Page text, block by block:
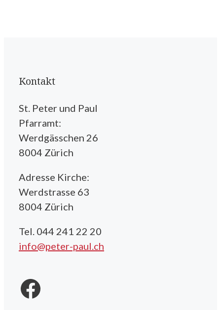
Kontakt
St. Peter und Paul
Pfarramt:
Werdgässchen 26
8004 Zürich
Adresse Kirche:
Werdstrasse 63
8004 Zürich
Tel. 044 241 22 20
info@peter-paul.ch
Facebook